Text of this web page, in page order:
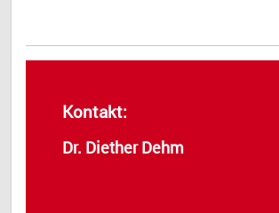
Kontakt:
Dr. Diether Dehm